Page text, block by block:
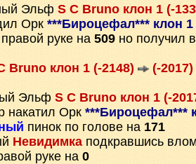
Эльф S C Bruno клон 1 (-
Орк ***Бироцефал*** клон
руке на 509 но получил
Bruno клон 1 (-2148) (-2017)
Эльф S C Bruno клон 1 (-
накатил Орк ***Бироцефал***
пинок по голове на 171
Невидимкаподкравшись
руке на 0